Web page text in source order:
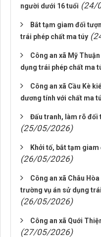
người dưới 16 tuổi (24/
Bắt tạm giam đối
trái phép chất ma túy
Công an xã Mỹ
dụng trái phép chất ma
Công an xã Cầu Kè
dương tính với chất ma
Đấu tranh, làm rõ đối
(25/05/2026)
Khởi tố, bắt tạm
(26/05/2026)
Công an xã Châu
trường vụ án sử dụng
(26/05/2026)
Công an xã Quới
(27/05/2026)